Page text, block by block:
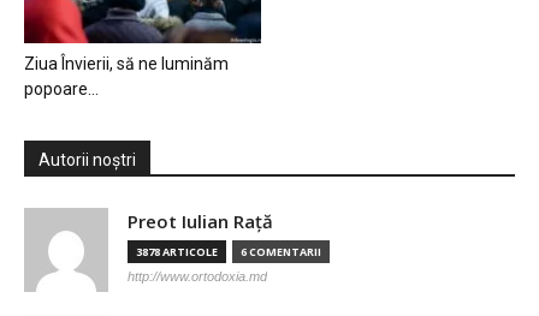
Ziua Învierii, să ne luminăm
popoare…
Autorii noștri
Preot Iulian Raţă
3878 ARTICOLE 6 COMENTARII
http://www.ortodoxia.md